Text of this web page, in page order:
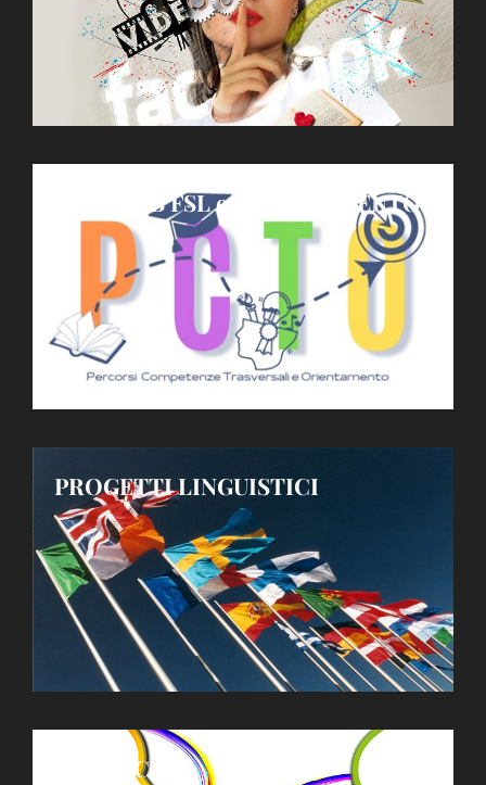
SITO WEB FSL e ORIENTAMENTO
PROGETTI LINGUISTICI
Debate Club